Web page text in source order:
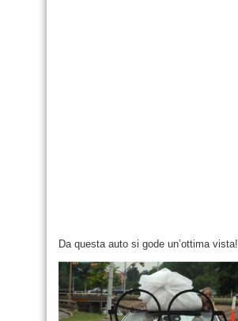
Da questa auto si gode un’ottima vista!